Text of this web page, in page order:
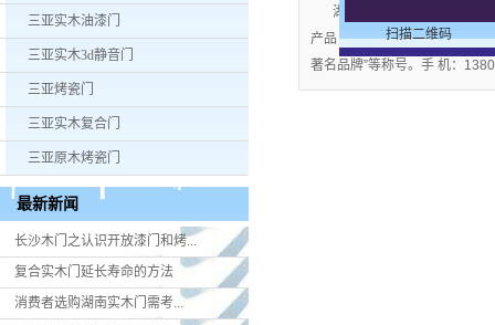
三亚实木油漆门
三亚实木3d静音门
三亚烤瓷门
三亚实木复合门
三亚原木烤瓷门
最新新闻
长沙木门之认识开放漆门和烤...
复合实木门延长寿命的方法
消费者选购湖南实木门​需考...
湖南米好门业有限公司公
产品；企业视产品质量为生命
著名品牌”等称号。手 机：
扫描二维码